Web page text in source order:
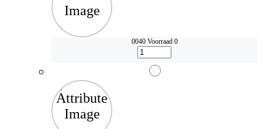
0040 Voorraad 0